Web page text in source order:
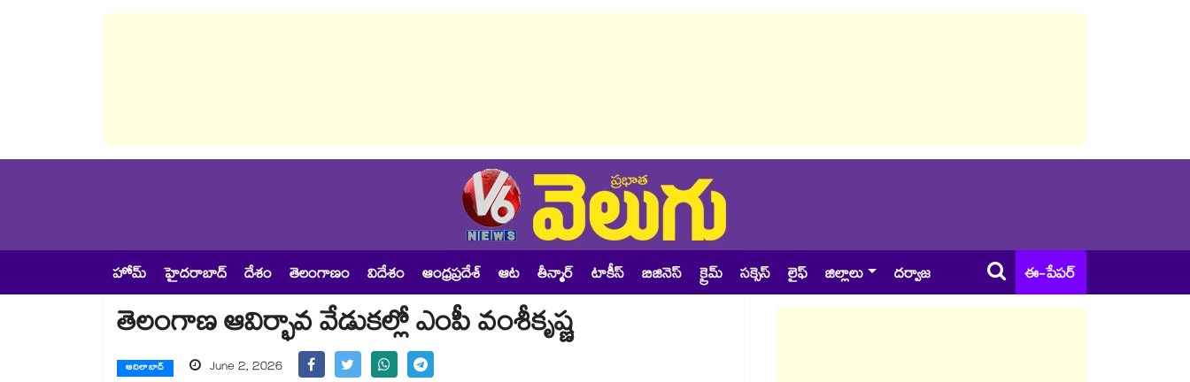
హోమ్ హైదరాబాద్ దేశం తెలంగాణం విదేశం ఆంధ్రప్రదేశ్ ఆట తీన్మార్ టాకీస్ బిజినెస్ క్రైమ్ సక్సెస్ లైఫ్ జిల్లాలు దర్వాజ ఈ-పేపర్
తెలంగాణ ఆవిర్భావ వేడుకల్లో ఎంపీ వంశీకృష్ణ
ఆదిలాబాద్ June 2, 2026